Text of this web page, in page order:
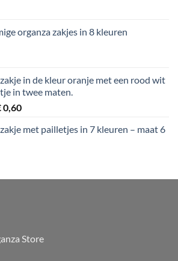
organza zakjes in 8 kleuren
in de kleur oranje met een rood wit
in twee maten.
0,60Prijsklasse:
tot
met pailletjes in 7 kleuren – maat 6
Store